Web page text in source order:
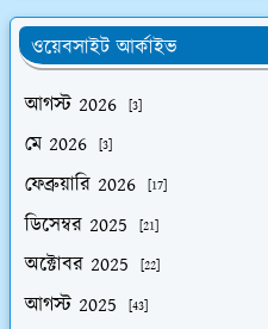
ওয়েবসাইট আর্কাইভ
আগস্ট 2026
[3]
মে 2026 [3]
ফেব্রুয়ারি 2026 [17]
ডিসেম্বর 2025 [21]
অক্টোবর 2025 [22]
আগস্ট 2025 [43]